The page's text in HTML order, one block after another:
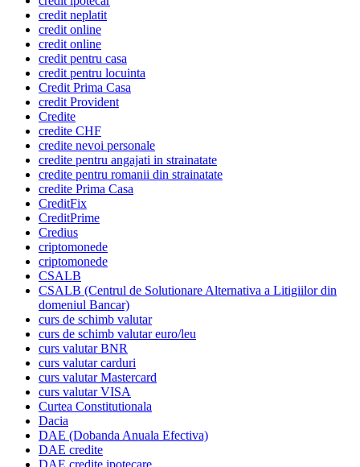
credit neplatit
credit online
credit online
credit pentru casa
credit pentru locuinta
Credit Prima Casa
credit Provident
Credite
credite CHF
credite nevoi personale
credite pentru angajati in strainatate
credite pentru romanii din strainatate
credite Prima Casa
CreditFix
CreditPrime
Credius
criptomonede
criptomonede
CSALB
CSALB (Centrul de Solutionare Alternativa a Litigiilor din
domeniul Bancar)
curs de schimb valutar
curs de schimb valutar euro/leu
curs valutar BNR
curs valutar carduri
curs valutar Mastercard
curs valutar VISA
Curtea Constitutionala
Dacia
DAE (Dobanda Anuala Efectiva)
DAE credite
DAE credite ipotecare